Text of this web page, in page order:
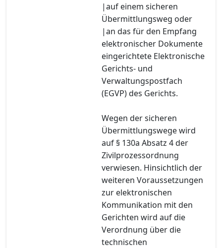
|auf einem sicheren
Übermittlungsweg oder
|an das für den Empfang
elektronischer Dokumente
eingerichtete Elektronische
Gerichts- und
Verwaltungspostfach
(EGVP) des Gerichts.
Wegen der sicheren
Übermittlungswege wird
auf § 130a Absatz 4 der
Zivilprozessordnung
verwiesen. Hinsichtlich der
weiteren Voraussetzungen
zur elektronischen
Kommunikation mit den
Gerichten wird auf die
Verordnung über die
technischen